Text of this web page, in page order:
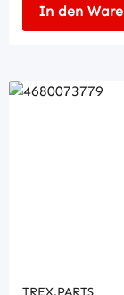
In den
TREX.PARTS